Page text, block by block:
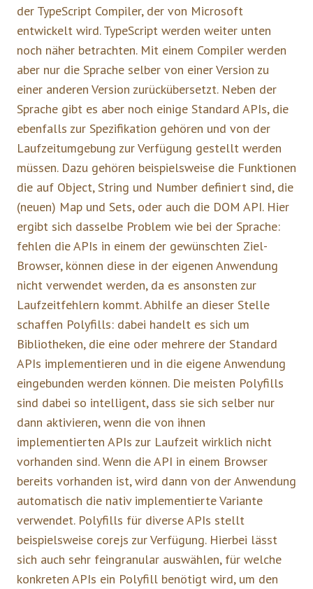
der TypeScript Compiler, der von Microsoft
entwickelt wird. TypeScript werden weiter unten
noch näher betrachten. Mit einem Compiler werden
aber nur die Sprache selber von einer Version zu
einer anderen Version zurückübersetzt. Neben der
Sprache gibt es aber noch einige Standard APIs, die
ebenfalls zur Spezifikation gehören und von der
Laufzeitumgebung zur Verfügung gestellt werden
müssen. Dazu gehören beispielsweise die Funktionen
die auf Object, String und Number definiert sind, die
(neuen) Map und Sets, oder auch die DOM API. Hier
ergibt sich dasselbe Problem wie bei der Sprache:
fehlen die APIs in einem der gewünschten Ziel-
Browser, können diese in der eigenen Anwendung
nicht verwendet werden, da es ansonsten zur
Laufzeitfehlern kommt. Abhilfe an dieser Stelle
schaffen Polyfills: dabei handelt es sich um
Bibliotheken, die eine oder mehrere der Standard
APIs implementieren und in die eigene Anwendung
eingebunden werden können. Die meisten Polyfills
sind dabei so intelligent, dass sie sich selber nur
dann aktivieren, wenn die von ihnen
implementierten APIs zur Laufzeit wirklich nicht
vorhanden sind. Wenn die API in einem Browser
bereits vorhanden ist, wird dann von der Anwendung
automatisch die nativ implementierte Variante
verwendet. Polyfills für diverse APIs stellt
beispielsweise corejs zur Verfügung. Hierbei lässt
sich auch sehr feingranular auswählen, für welche
konkreten APIs ein Polyfill benötigt wird, um den